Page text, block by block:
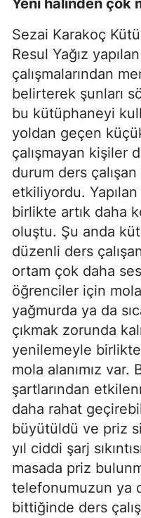
Yeni halinden çok
Sezai Karakoç
Resul Yağız
çalışmalarından
belirterek şunları
bu kütüphaneyi
yoldan geçen
çalışmayan kişiler
durum ders
etkiliyordu.
birlikte artık daha
oluştu. Şu anda
düzenli ders
ortam çok daha
öğrenciler için
yağmurda ya da
çıkmak zorunda
yenilemeyle
mola alanımız var.
şartlarından
daha rahat
büyütüldü ve priz
yıl ciddi şarj
masada priz
telefonumuzun ya
bittiğinde ders